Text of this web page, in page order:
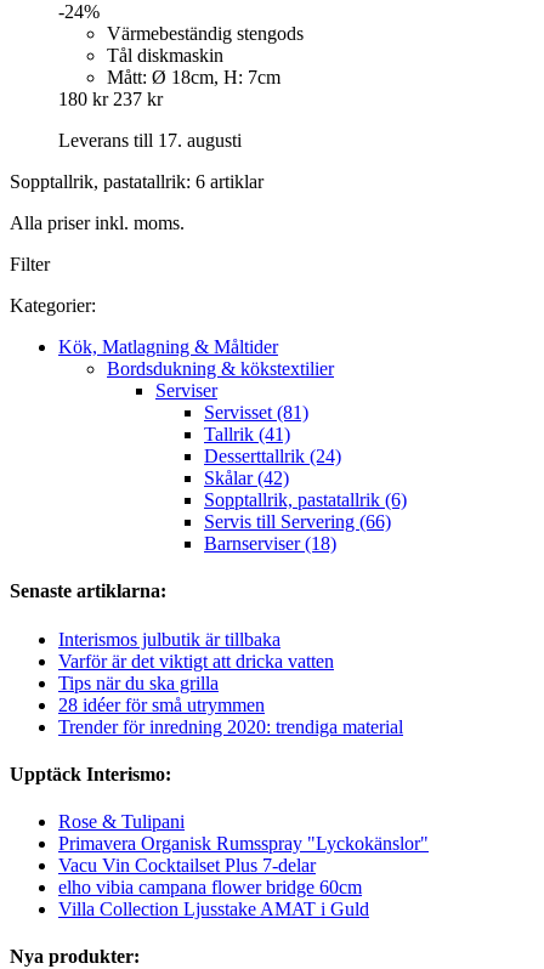
-24%
Värmebeständig stengods
Tål diskmaskin
Mått: Ø 18cm, H: 7cm
180 kr 237 kr
Leverans till 17. augusti
Sopptallrik, pastatallrik: 6 artiklar
Alla priser inkl. moms.
Filter
Kategorier:
Kök, Matlagning & Måltider
Bordsdukning & kökstextilier
Serviser
Servisset (81)
Tallrik (41)
Desserttallrik (24)
Skålar (42)
Sopptallrik, pastatallrik (6)
Servis till Servering (66)
Barnserviser (18)
Senaste artiklarna:
Interismos julbutik är tillbaka
Varför är det viktigt att dricka vatten
Tips när du ska grilla
28 idéer för små utrymmen
Trender för inredning 2020: trendiga material
Upptäck Interismo:
Rose & Tulipani
Primavera Organisk Rumsspray "Lyckokänslor"
Vacu Vin Cocktailset Plus 7-delar
elho vibia campana flower bridge 60cm
Villa Collection Ljusstake AMAT i Guld
Nya produkter: